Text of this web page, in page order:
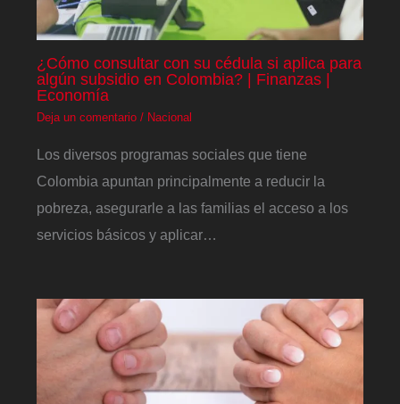
¿Cómo consultar con su cédula si aplica para
algún subsidio en Colombia? | Finanzas |
Economía
Deja un comentario / Nacional
Los diversos programas sociales que tiene
Colombia apuntan principalmente a reducir la
pobreza, asegurarle a las familias el acceso a los
servicios básicos y aplicar…